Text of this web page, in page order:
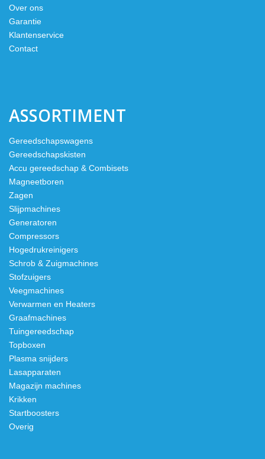
Over ons
Garantie
Klantenservice
Contact
ASSORTIMENT
Gereedschapswagens
Gereedschapskisten
Accu gereedschap & Combisets
Magneetboren
Zagen
Slijpmachines
Generatoren
Compressors
Hogedrukreinigers
Schrob & Zuigmachines
Stofzuigers
Veegmachines
Verwarmen en Heaters
Graafmachines
Tuingereedschap
Topboxen
Plasma snijders
Lasapparaten
Magazijn machines
Krikken
Startboosters
Overig